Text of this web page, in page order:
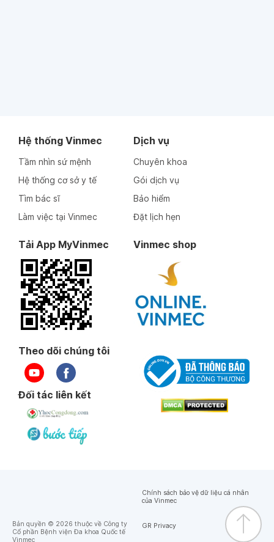
Hệ thống Vinmec
Tầm nhìn sứ mệnh
Hệ thống cơ sở y tế
Tìm bác sĩ
Làm việc tại Vinmec
Dịch vụ
Chuyên khoa
Gói dịch vụ
Bảo hiểm
Đặt lịch hẹn
Tải App MyVinmec Vinmec shop
Theo dõi chúng tôi
Đối tác liên kết
Bản quyền © 2026 thuộc về Công ty
Cổ phần Bệnh viện Đa khoa Quốc tế
Vinmec
Chính sách bảo vệ dữ liệu cá nhân
của Vinmec
GR Privacy